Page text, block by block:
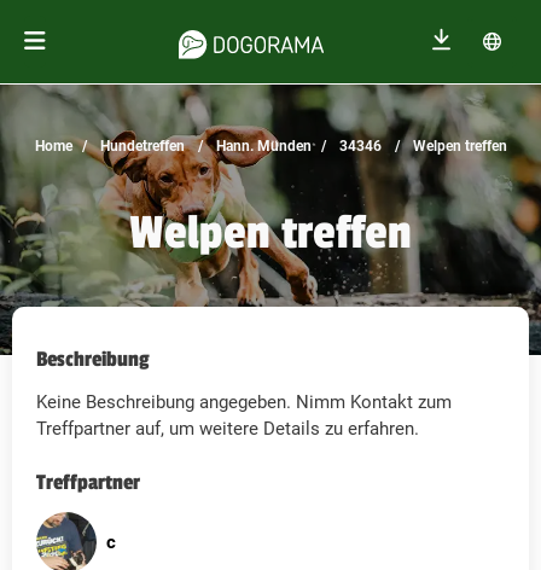
Home Hundetreffen Hann. Münden 34346 Welpen treffen
Welpen treffen
Beschreibung
Keine Beschreibung angegeben. Nimm Kontakt zum
Treffpartner auf, um weitere Details zu erfahren.
Treffpartner
c